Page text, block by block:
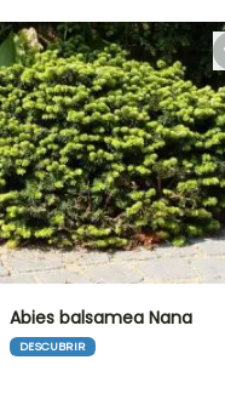
Abies balsamea Nana
DESCUBRIR